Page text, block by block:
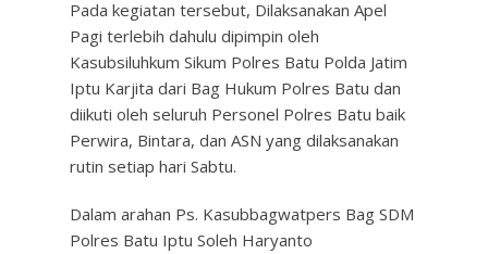
Pada kegiatan tersebut, Dilaksanakan Apel
Pagi terlebih dahulu dipimpin oleh
Kasubsiluhkum Sikum Polres Batu Polda Jatim
Iptu Karjita dari Bag Hukum Polres Batu dan
diikuti oleh seluruh Personel Polres Batu baik
Perwira, Bintara, dan ASN yang dilaksanakan
rutin setiap hari Sabtu.
Dalam arahan Ps. Kasubbagwatpers Bag SDM
Polres Batu Iptu Soleh Haryanto